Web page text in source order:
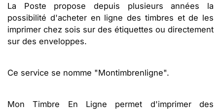
La Poste propose depuis plusieurs années la
possibilité d'acheter en ligne des timbres et de les
imprimer chez sois sur des étiquettes ou directement
sur des enveloppes.
Ce service se nomme "Montimbrenligne".
Mon Timbre En Ligne permet d'imprimer des